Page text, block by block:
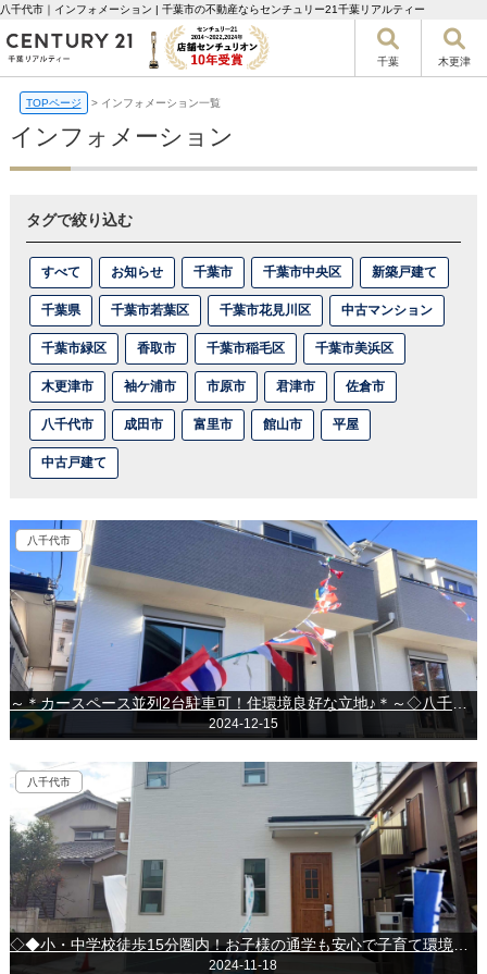
八千代市｜インフォメーション | 千葉市の不動産ならセンチュリー21千葉リアルティー
千葉 木更津
TOPページ > インフォメーション一覧
インフォメーション
タグで絞り込む
すべて お知らせ 千葉市 千葉市中央区 新築戸建て
千葉県 千葉市若葉区 千葉市花見川区 中古マンション
千葉市緑区 香取市 千葉市稲毛区 千葉市美浜区
木更津市 袖ケ浦市 市原市 君津市 佐倉市
八千代市 成田市 富里市 館山市 平屋
中古戸建て
八千代市
～＊カースペース並列2台駐車可！住環境良好な立地♪＊～◇八千代市八千代台北13丁目◇
2024-12-15
八千代市
2024-11-18